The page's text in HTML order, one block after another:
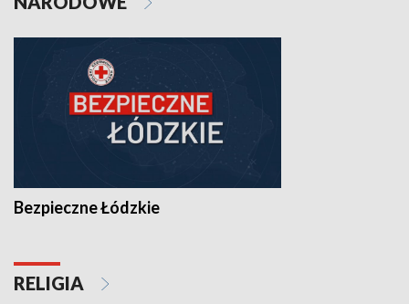
Bezpieczne Łódzkie
RELIGIA